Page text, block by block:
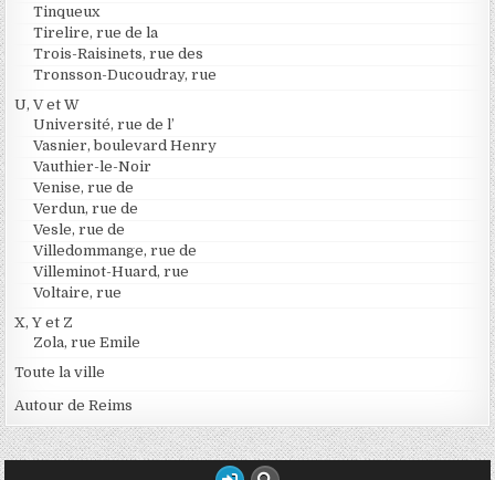
Tinqueux
Tirelire, rue de la
Trois-Raisinets, rue des
Tronsson-Ducoudray, rue
U, V et W
Université, rue de l’
Vasnier, boulevard Henry
Vauthier-le-Noir
Venise, rue de
Verdun, rue de
Vesle, rue de
Villedommange, rue de
Villeminot-Huard, rue
Voltaire, rue
X, Y et Z
Zola, rue Emile
Toute la ville
Autour de Reims